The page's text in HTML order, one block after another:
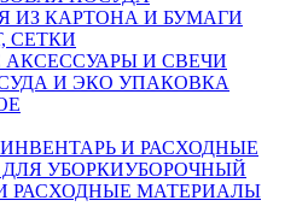
ИЗ КАРТОНА И БУМАГИ
СЕТКИ
АКСЕССУАРЫ И СВЕЧИ
И ЭКО УПАКОВКА
И РАСХОДНЫЕ
УБОРКИУБОРОЧНЫЙ
РАСХОДНЫЕ МАТЕРИАЛЫ